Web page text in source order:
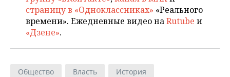
ЭНЕРГЕТИКА
УСЛУГИ
МЕДИА
ТЕЛЕКОММУНИКАЦИИ
ВЫЕЗДНАЯ РЕДАКЦИЯ
БИЗНЕС-БРАНЧИ
НОВОСТИ СПОРТА
ФУТБОЛ
ОБЩЕСТВО
НОВОСТИ ОБЩЕСТВА
ФОТОГАЛЕРЕЯ
страницу в «Одноклассниках» «Реального
времени». Ежедневные видео наRutube и
«Дзене».
Общество Власть История